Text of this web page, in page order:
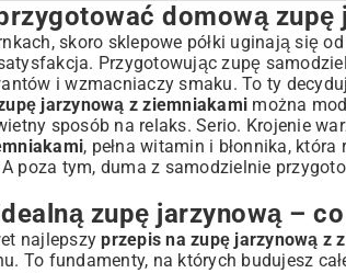
zupę jarzynową z ziemniakami?
– co wybrać?
jarzynową z ziemniakami?
nowe smaki
domową zupę
skoro sklepowe półki uginają się
Przygotowując zupę
i wzmacniaczy smaku. To ty
jarzynową z ziemniakami można
sposób na relaks. Serio. Krojenie
, pełna witamin i błonnika,
poza tym, duma z samodzielnie
zupę jarzynową –
najlepszyprzepis na zupę jarzynową z
To fundamenty, na których budujesz